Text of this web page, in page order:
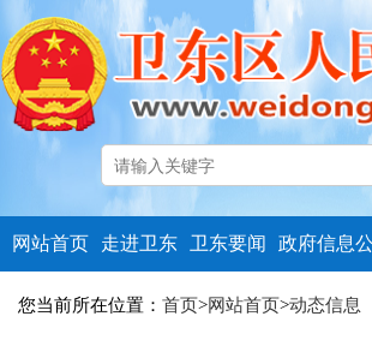
网站首页 走进卫东 卫东要闻 政府信息
您当前所在位置： 首页>网站首页>动态信息